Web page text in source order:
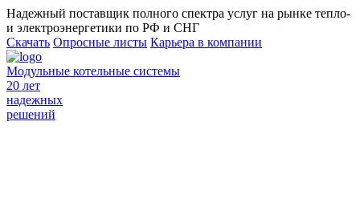
Надежный поставщик полного спектра услуг на рынке тепло-
и электроэнергетики по РФ и СНГ
Скачать Опросные листы Карьера в компании
Модульные котельные системы
20 лет
надежных
решений